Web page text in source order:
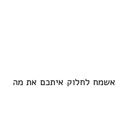
לחלוק איתכם את מה